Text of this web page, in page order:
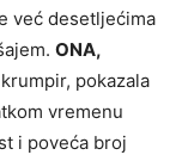
već desetljećima
ONA,
pokazala
vremenu
i poveća broj